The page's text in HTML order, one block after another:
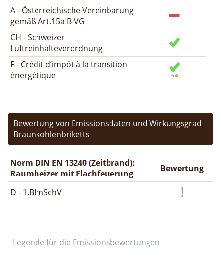
A - Österreichische Vereinbarung
gemäß Art.15a B-VG
CH - Schweizer
Luftreinhalteverordnung
F - Crédit d’impôt à la transition
énergétique
Bewertung von Emissionsdaten und Wirkungsgrad
Braunkohlenbriketts
Norm DIN EN 13240 (Zeitbrand):
Raumheizer mit Flachfeuerung
Bewertung
D - 1.BImSchV
Legende für die Emissionsbewertungen